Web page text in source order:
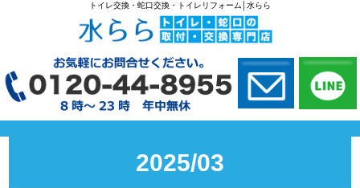
トイレ交換・蛇口交換・トイレリフォーム│水らら
2025/03